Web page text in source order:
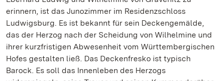
erinnern, ist das Junozimmer im Residenzschloss
Ludwigsburg. Es ist bekannt für sein Deckengemälde,
das der Herzog nach der Scheidung von Wilhelmine und
ihrer kurzfristigen Abwesenheit vom Württembergischen
Hofes gestalten ließ. Das Deckenfresko ist typisch
Barock. Es soll das Innenleben des Herzogs